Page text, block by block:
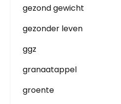
gezond gewicht
gezonder leven
ggz
granaatappel
groente